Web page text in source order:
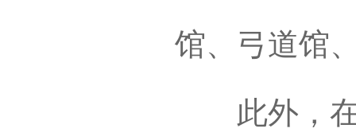
馆、弓道馆
此外，在